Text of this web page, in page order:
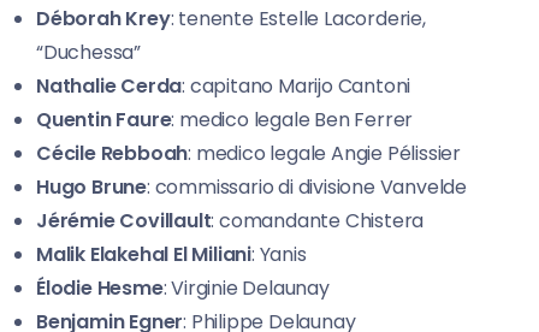
Déborah Krey: tenente Estelle Lacorderie,
“Duchessa”
Nathalie Cerda: capitano Marijo Cantoni
Quentin Faure: medico legale Ben Ferrer
Cécile Rebboah: medico legale Angie Pélissier
Hugo Brune: commissario di divisione Vanvelde
Jérémie Covillault: comandante Chistera
Malik Elakehal El Miliani: Yanis
Élodie Hesme: Virginie Delaunay
Benjamin Egner: Philippe Delaunay